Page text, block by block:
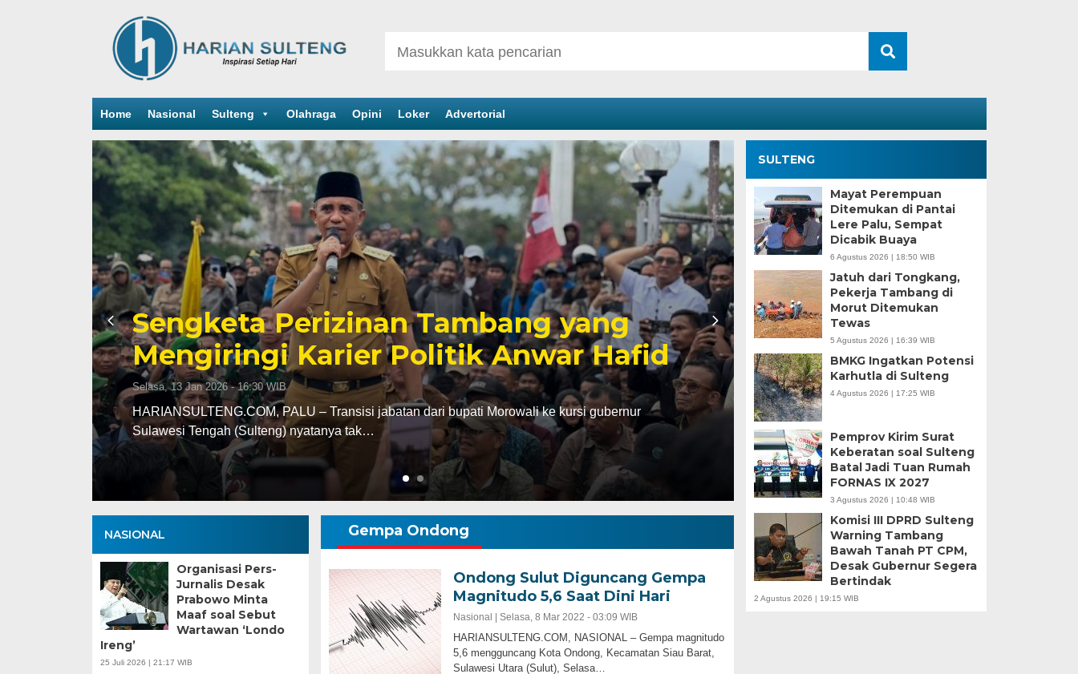
Home Nasional Sulteng Olahraga Opini Loker Advertorial
Sengketa Perizinan Tambang yang
Mengiringi Karier Politik Anwar Hafid
Selasa, 13 Jan 2026 - 16:30 WIB
HARIANSULTENG.COM, PALU – Transisi jabatan dari bupati Morowali ke kursi gubernur
Sulawesi Tengah (Sulteng) nyatanya tak…
Kesaksian Buruh
Industri Nikel di
Minggu, 5 Jan 2025 - 18:59 WIB
HARIANSULTENG.COM, MOROWALI – Industri
punggung ekspor nasional. Mantra hilirisasi terus…
NASIONAL
Organisasi Pers-
Jurnalis Desak
Prabowo Minta
Maaf soal Sebut
Wartawan ‘Londo
Ireng’
25 Juli 2026 | 21:17 WIB
Gempa Ondong
Ondong Sulut Diguncang Gempa
Magnitudo 5,6 Saat Dini Hari
Nasional | Selasa, 8 Mar 2022 - 03:09 WIB
HARIANSULTENG.COM, NASIONAL – Gempa magnitudo
5,6 mengguncang Kota Ondong, Kecamatan Siau Barat,
Sulawesi Utara (Sulut), Selasa…
SULTENG
Mayat Perempuan
Ditemukan di Pantai
Lere Palu, Sempat
Dicabik Buaya
6 Agustus 2026 | 18:50 WIB
Jatuh dari Tongkang,
Pekerja Tambang di
Morut Ditemukan
Tewas
5 Agustus 2026 | 16:39 WIB
BMKG Ingatkan Potensi
Karhutla di Sulteng
4 Agustus 2026 | 17:25 WIB
Pemprov Kirim Surat
Keberatan soal Sulteng
Batal Jadi Tuan Rumah
FORNAS IX 2027
3 Agustus 2026 | 10:48 WIB
Komisi III DPRD Sulteng
Warning Tambang
Bawah Tanah PT CPM,
Desak Gubernur Segera
Bertindak
2 Agustus 2026 | 19:15 WIB